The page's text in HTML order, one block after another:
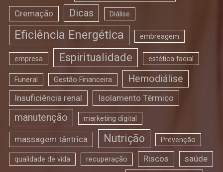
Cremação Dicas Diálise
Eficiência Energética embreagem
empresa Espiritualidade estética facial
Funeral Gestão Financeira Hemodiálise
Insuficiência renal Isolamento Térmico
manutenção marketing digital
massagem tântrica Nutrição Prevenção
qualidade de vida recuperação Riscos saúde